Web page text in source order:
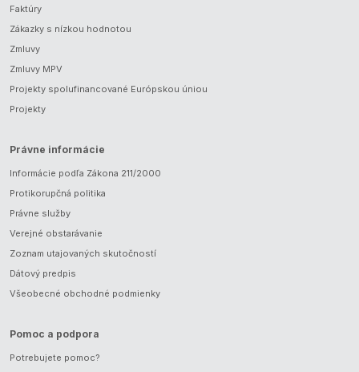
Faktúry
Zákazky s nízkou hodnotou
Zmluvy
Zmluvy MPV
Projekty spolufinancované Európskou úniou
Projekty
Právne informácie
Informácie podľa Zákona 211/2000
Protikorupčná politika
Právne služby
Verejné obstarávanie
Zoznam utajovaných skutočností
Dátový predpis
Všeobecné obchodné podmienky
Pomoc a podpora
Potrebujete pomoc?